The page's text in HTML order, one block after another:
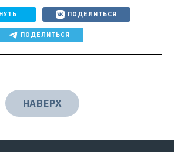
ПОДЕЛИТЬСЯ
ПОДЕЛИТЬСЯ
НАВЕРХ